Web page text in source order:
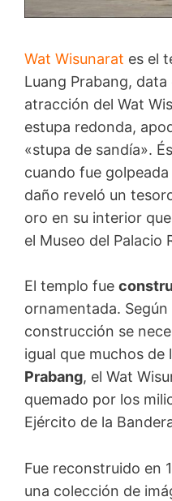
Wat Wisunarat es el
Luang Prabang, data
atracción del Wat
estupa redonda,
«stupa de sandía».
cuando fue
daño reveló un
oro en su interior
el Museo del Palacio
El templo fue
ornamentada.
construcción se
igual que muchos de
Prabang, el Wat
quemado por los
Ejército de la
Fue reconstruido en
una colección de